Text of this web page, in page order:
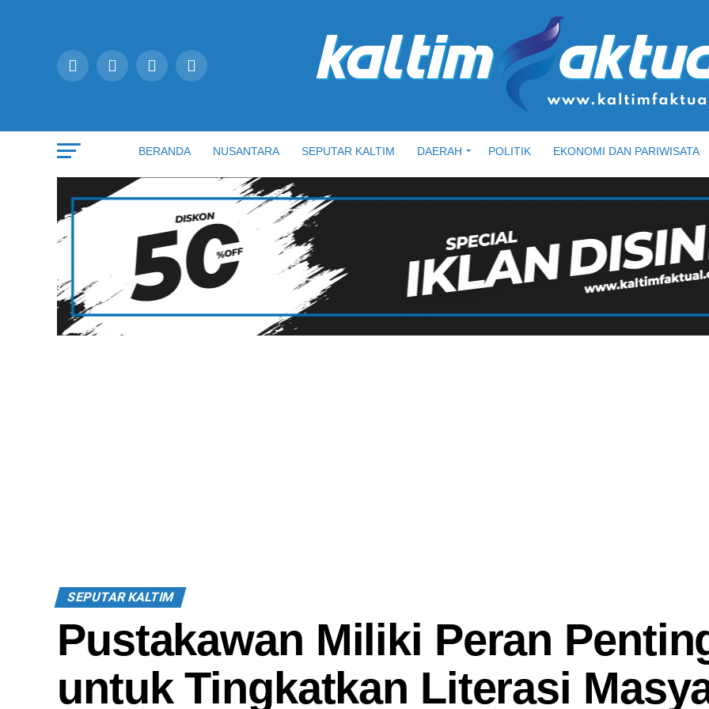
BERANDA NUSANTARA SEPUTAR KALTIM DAERAH POLITIK EKONOMI DAN PARIWISATA
SEPUTAR KALTIM
Pustakawan Miliki Peran
untuk Tingkatkan Literasi